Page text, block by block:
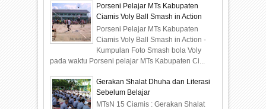
Porseni Pelajar MTs Kabupaten
Ciamis Voly Ball Smash in Action
Porseni Pelajar MTs Kabupaten
Ciamis Voly Ball Smash in Action -
Kumpulan Foto Smash bola Voly
pada waktu Porseni pelajar MTs Kabupaten Ci...
Gerakan Shalat Dhuha dan Literasi
Sebelum Belajar
MTsN 15 Ciamis : Gerakan Shalat